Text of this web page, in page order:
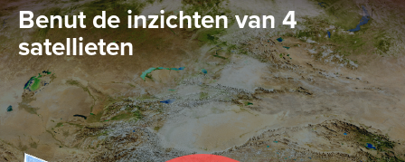
Benut de inzichten van 4
satellieten